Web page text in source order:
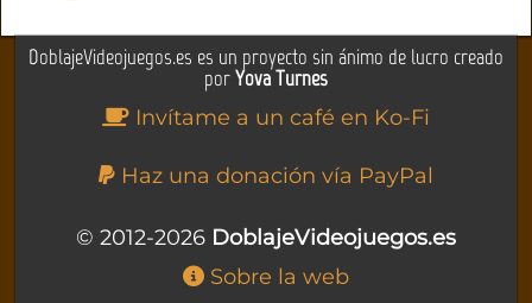
DoblajeVideojuegos.es es un proyecto sin ánimo de lucro creado
porYova Turnes
Invítame a un café en Ko-Fi
Haz una donación vía PayPal
© 2012-2026 DoblajeVideojuegos.es
Sobre la web